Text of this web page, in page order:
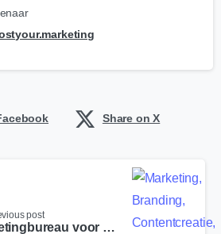
Share on X
post
Het Beste Marketingbureau voor Biesland